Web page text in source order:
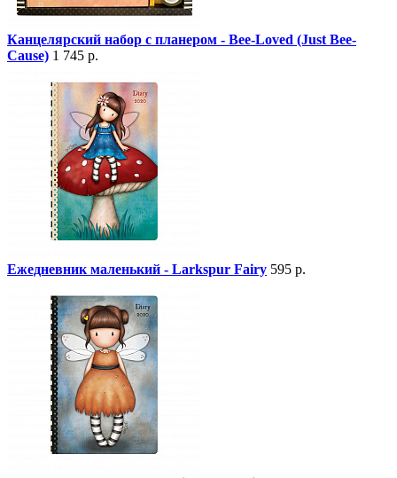
Канцелярский набор с планером - Bee-Loved (Just Bee-
Cause) 1 745 р.
Ежедневник маленький - Larkspur Fairy 595 р.